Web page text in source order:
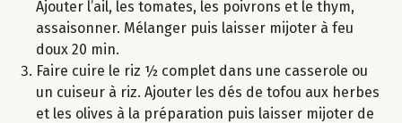
Ajouter l’ail, les tomates, les poivrons et le thym,
assaisonner. Mélanger puis laisser mijoter à feu
doux 20 min.
Faire cuire le riz ½ complet dans une casserole ou
un cuiseur à riz. Ajouter les dés de tofou aux herbes
et les olives à la préparation puis laisser mijoter de